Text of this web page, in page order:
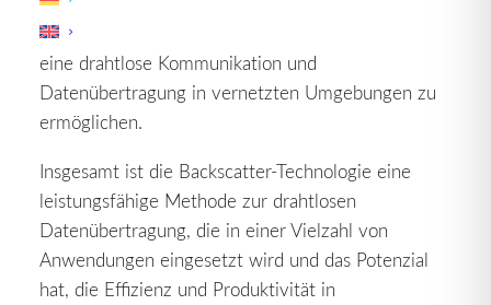
zunehmend in IoT-Anwendungen integriert, um
eine drahtlose Kommunikation und
Datenübertragung in vernetzten Umgebungen zu
ermöglichen.
Insgesamt ist die Backscatter-Technologie eine
leistungsfähige Methode zur drahtlosen
Datenübertragung, die in einer Vielzahl von
Anwendungen eingesetzt wird und das Potenzial
hat, die Effizienz und Produktivität in